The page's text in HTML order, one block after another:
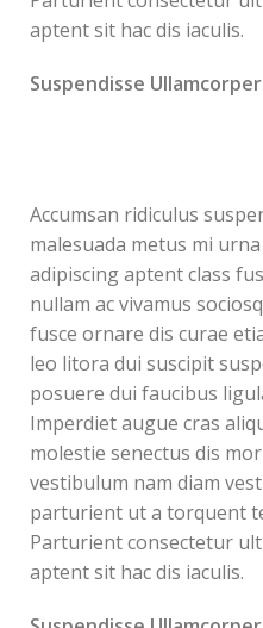
aptent sit hac dis iaculis.
Suspendisse
Accumsan ridiculus
malesuada metus mi
adipiscing aptent class
nullam ac vivamus
fusce ornare dis curae
leo litora dui suscipit
posuere dui faucibus
Imperdiet augue cras
molestie senectus dis
vestibulum nam diam
parturient ut a torquent
Parturient consectetur
aptent sit hac dis iaculis.